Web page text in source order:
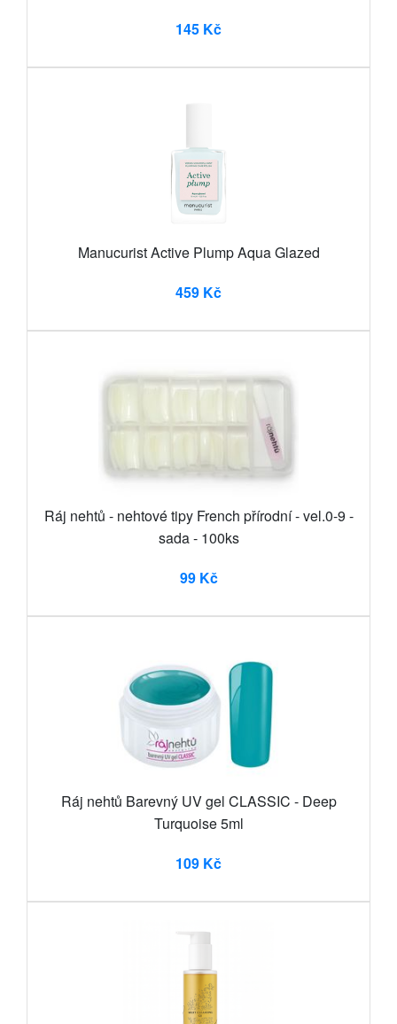
145 Kč
Manucurist Active Plump Aqua Glazed
459 Kč
Ráj nehtů - nehtové tipy French přírodní - vel.0-9 -
sada - 100ks
99 Kč
Ráj nehtů Barevný UV gel CLASSIC - Deep
Turquoise 5ml
109 Kč